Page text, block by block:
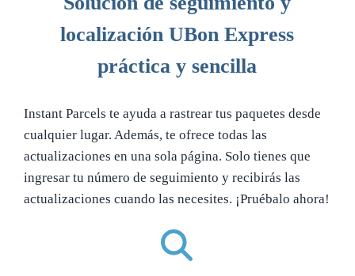
localización UBon Express
práctica y sencilla
Instant Parcels te ayuda a rastrear tus paquetes desde
cualquier lugar. Además, te ofrece todas las
actualizaciones en una sola página. Solo tienes que
ingresar tu número de seguimiento y recibirás las
actualizaciones cuando las necesites. ¡Pruébalo ahora!